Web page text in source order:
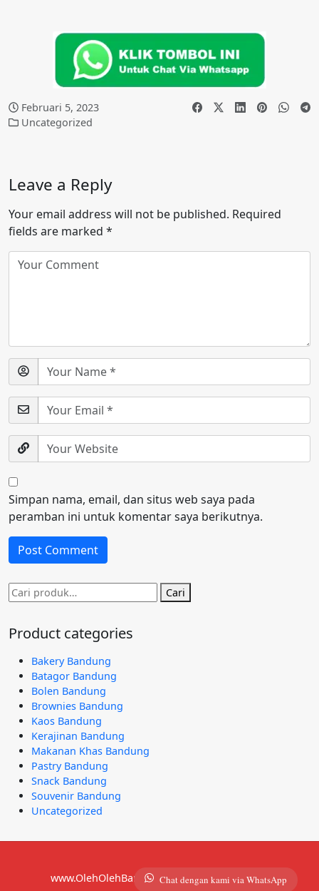
Februari 5, 2023
Uncategorized
Leave a Reply
Your email address will not be published. Required
fields are marked *
Simpan nama, email, dan situs web saya pada
peramban ini untuk komentar saya berikutnya.
Pencarian
untuk:
Cari
Product categories
Bakery Bandung
Batagor Bandung
Bolen Bandung
Brownies Bandung
Kaos Bandung
Kerajinan Bandung
Makanan Khas Bandung
Pastry Bandung
Snack Bandung
Souvenir Bandung
Uncategorized
www.OlehOlehBandung.com | 081292921490
Chat dengan kami via WhatsApp